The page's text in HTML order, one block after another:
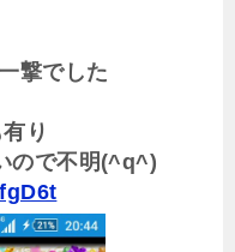
撃でした
り
ので不明(^q^)